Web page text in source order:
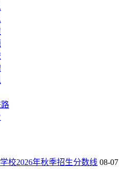
校2026年秋季招生分数线 08-07